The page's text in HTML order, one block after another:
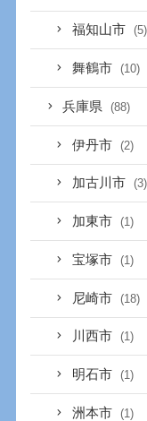
福知山市 (5)
舞鶴市 (10)
兵庫県 (88)
伊丹市 (2)
加古川市 (3)
加東市 (1)
宝塚市 (1)
尼崎市 (18)
川西市 (1)
明石市 (1)
洲本市 (1)